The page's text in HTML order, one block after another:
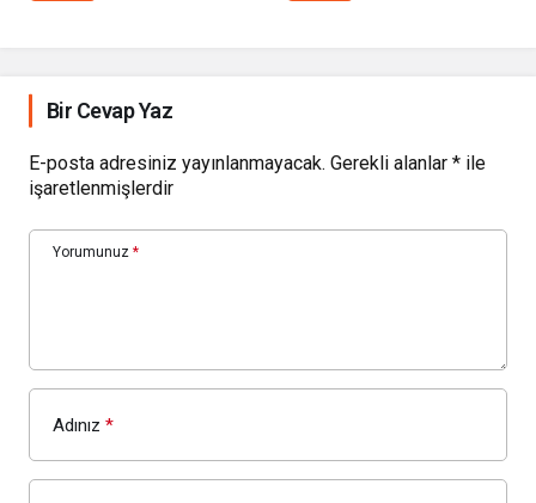
Bir Cevap Yaz
E-posta adresiniz yayınlanmayacak. Gerekli alanlar * ile
işaretlenmişlerdir
Yorumunuz *
Adınız *